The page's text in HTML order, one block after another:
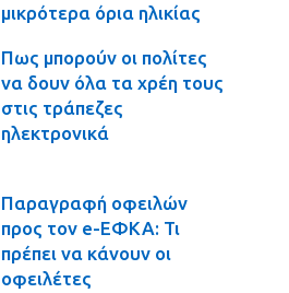
μικρότερα όρια ηλικίας
Πως μπορούν οι πολίτες
να δουν όλα τα χρέη τους
στις τράπεζες
ηλεκτρονικά
Παραγραφή οφειλών
προς τον e-ΕΦΚΑ: Τι
πρέπει να κάνουν οι
οφειλέτες